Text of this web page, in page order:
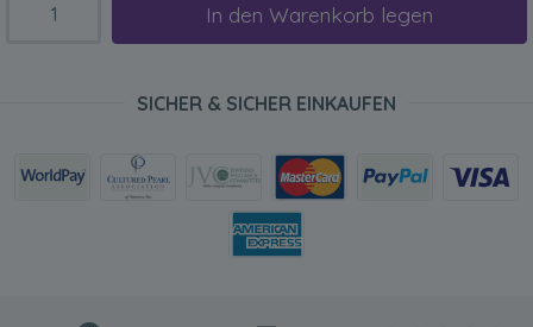
In den Warenkorb legen
SICHER & SICHER EINKAUFEN